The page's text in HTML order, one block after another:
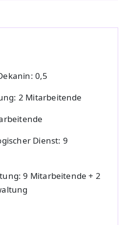
0,5
2 Mitarbeitende
Dienst: 9
9 Mitarbeitende + 2